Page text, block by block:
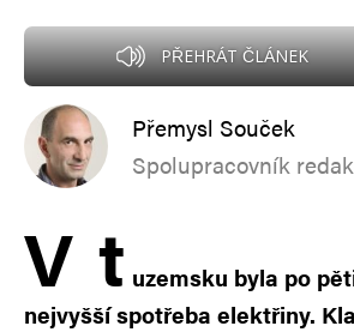
PŘEHRÁT ČLÁNEK
Přemysl Souček
Spolupracovník
V t uzemsku byla po
nejvyšší spotřeba elektřiny.